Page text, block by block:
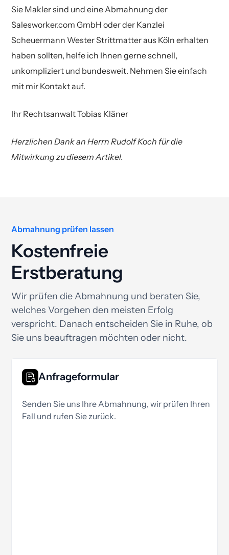
Sie Makler sind und eine Abmahnung der
Salesworker.com GmbH oder der Kanzlei
Scheuermann Wester Strittmatter aus Köln erhalten
haben sollten, helfe ich Ihnen gerne schnell,
unkompliziert und bundesweit. Nehmen Sie einfach
mit mir Kontakt auf.
Ihr Rechtsanwalt Tobias Kläner
Herzlichen Dank an Herrn Rudolf Koch für die
Mitwirkung zu diesem Artikel.
Abmahnung prüfen lassen
Kostenfreie
Erstberatung
Wir prüfen die Abmahnung und beraten Sie,
welches Vorgehen den meisten Erfolg
verspricht. Danach entscheiden Sie in Ruhe, ob
Sie uns beauftragen möchten oder nicht.
Anfrageformular
Senden Sie uns Ihre Abmahnung, wir prüfen Ihren
Fall und rufen Sie zurück.